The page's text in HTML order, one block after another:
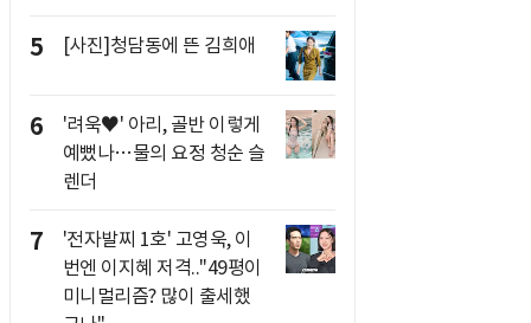
5 [사진]청담동에 뜬 김희애
6
'려욱♥' 아리, 골반 이렇게
예뻤나…물의 요정 청순 슬
렌더
7
'전자발찌 1호' 고영욱, 이
번엔 이지혜 저격.."49평이
미니멀리즘? 많이 출세했